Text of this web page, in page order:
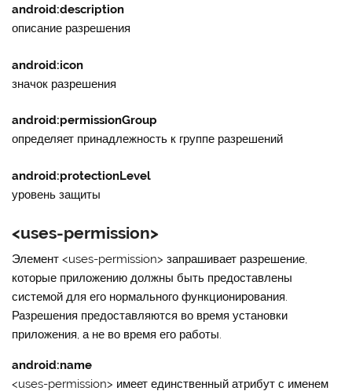
android:description
описание разрешения
android:icon
значок разрешения
android:permissionGroup
определяет принадлежность к группе разрешений
android:protectionLevel
уровень защиты
<uses-permission>
Элемент<uses-permission> запрашивает разрешение,
которые приложению должны быть предоставлены
системой для его нормального функционирования.
Разрешения предоставляются во время установки
приложения, а не во время его работы.
android:name
<uses-permission> имеет единственный атрибут с именем